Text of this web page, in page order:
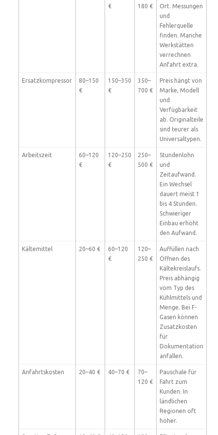
€
180 €
Ort. Messungen
und
Fehlerquelle
finden. Manche
Werkstätten
verrechnen
Anfahrt extra.
Ersatzkompressor
80–150
€
150–350
€
350–
700 €
Preis hängt von
Marke, Modell
und
Verfügbarkeit
ab. Originalteile
sind teurer als
Universaltypen.
Arbeitszeit
60–120
€
120–250
€
250–
500 €
Stundenlohn
und
Zeitaufwand.
Ein Wechsel
dauert meist 1
bis 4 Stunden.
Schwieriger
Einbau erhöht
den Aufwand.
Kältemittel 20–60 €
60–120
€
120–
250 €
Auffüllen nach
Öffnen des
Kältekreislaufs.
Preis abhängig
vom Typ des
Kühlmittels und
Menge. Bei F-
Gasen können
Zusatzkosten
für
Dokumentation
anfallen.
Anfahrtskosten 20–40 € 40–70 €
70–
120 €
Pauschale für
Fahrt zum
Kunden. In
ländlichen
Regionen oft
höher.